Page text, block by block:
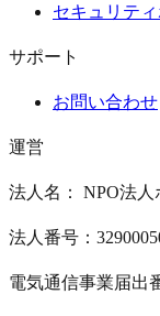
セキュリテ
サポート
お問い合わせ
運営
法人名： NPO法人
法人番号：
電気通信事業届出